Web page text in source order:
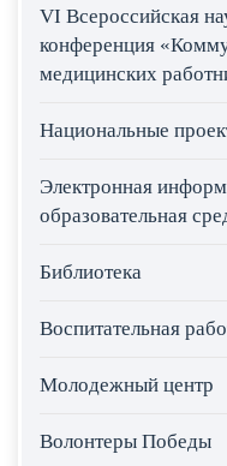
VI Всероссийская
конференция
медицинских
Национальные
Электронная
образовательная
Библиотека
Воспитательная
Молодежный центр
Волонтеры Победы